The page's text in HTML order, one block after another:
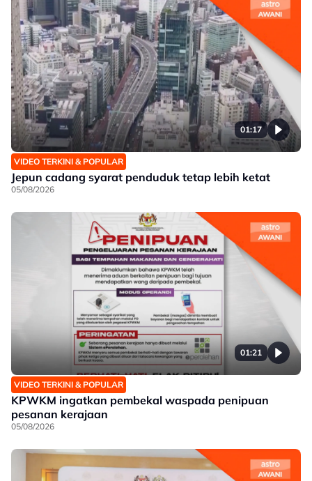
01:17
VIDEO TERKINI & POPULAR
Jepun cadang syarat penduduk tetap lebih ketat
05/08/2026
01:21
VIDEO TERKINI & POPULAR
KPWKM ingatkan pembekal waspada penipuan
pesanan kerajaan
05/08/2026